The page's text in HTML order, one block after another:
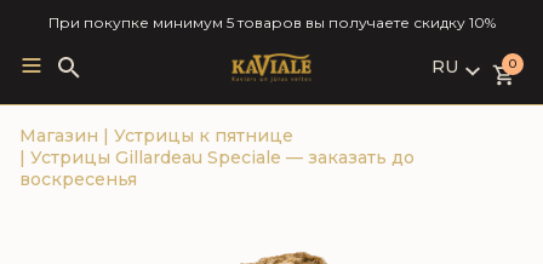
При покупке минимум 5 товаров вы получаете скидку 10%
Search
for:
RU
LV
0
Магазин | Устрицы к пятнице
| Устрицы Gillardeau Speciale — заказать до
воскресенья